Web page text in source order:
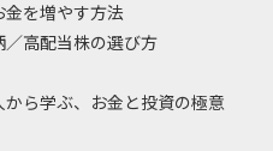
金を増やす方法
／高配当株の選び方
ら学ぶ、お金と投資の極意